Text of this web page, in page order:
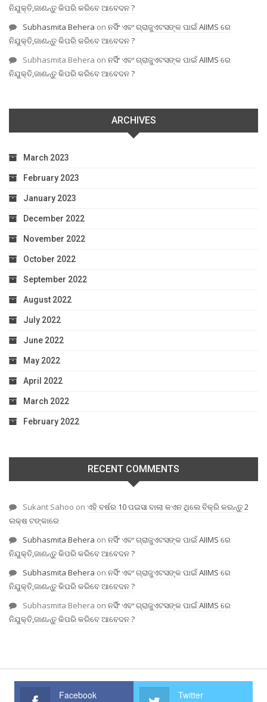
ନିଯୁକ୍ତି,ଜାଣନ୍ତୁ କିପରି କରିବେ ଆବେଦନ ?
Subhasmita Behera on ନର୍ସିଂ ଏବଂ ଗ୍ରାଜୁଏଟସଙ୍କ ପାଇଁ AIIMS ରେ
ନିଯୁକ୍ତି,ଜାଣନ୍ତୁ କିପରି କରିବେ ଆବେଦନ ?
Subhasmita Behera on ନର୍ସିଂ ଏବଂ ଗ୍ରାଜୁଏଟସଙ୍କ ପାଇଁ AIIMS ରେ
ନିଯୁକ୍ତି,ଜାଣନ୍ତୁ କିପରି କରିବେ ଆବେଦନ ?
ARCHIVES
March 2023
February 2023
January 2023
December 2022
November 2022
October 2022
September 2022
August 2022
July 2022
June 2022
May 2022
April 2022
March 2022
February 2022
RECENT COMMENTS
Sukant Sahoo on ଏହି ବର୍ଷର 10 ପଇସା ବାଲା କଏନ ଥିଲେ ବିକ୍ରି କରନ୍ତୁ 2
ଲକ୍ଷ ଟଙ୍କାରେ
Subhasmita Behera on ନର୍ସିଂ ଏବଂ ଗ୍ରାଜୁଏଟସଙ୍କ ପାଇଁ AIIMS ରେ
ନିଯୁକ୍ତି,ଜାଣନ୍ତୁ କିପରି କରିବେ ଆବେଦନ ?
Subhasmita Behera on ନର୍ସିଂ ଏବଂ ଗ୍ରାଜୁଏଟସଙ୍କ ପାଇଁ AIIMS ରେ
ନିଯୁକ୍ତି,ଜାଣନ୍ତୁ କିପରି କରିବେ ଆବେଦନ ?
Subhasmita Behera on ନର୍ସିଂ ଏବଂ ଗ୍ରାଜୁଏଟସଙ୍କ ପାଇଁ AIIMS ରେ
ନିଯୁକ୍ତି,ଜାଣନ୍ତୁ କିପରି କରିବେ ଆବେଦନ ?
Facebook Twitter